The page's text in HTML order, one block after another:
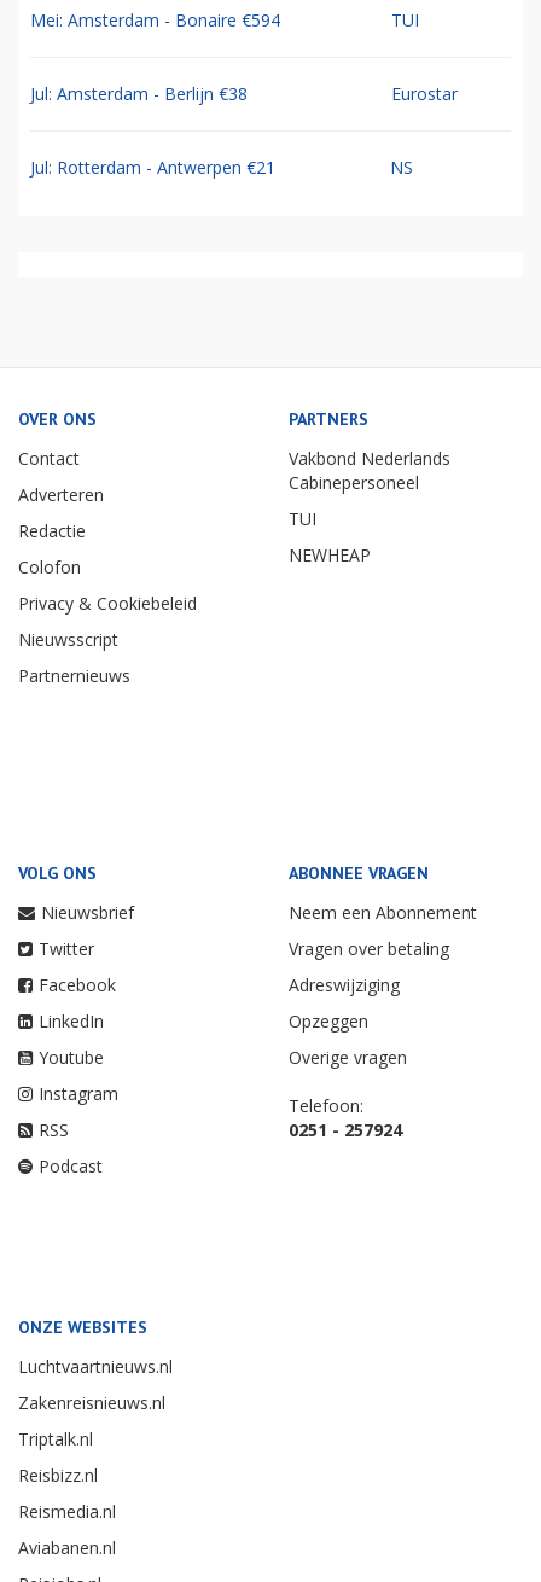
Mei: Amsterdam - Bonaire €594 TUI
Jul: Amsterdam - Berlijn €38 Eurostar
Jul: Rotterdam - Antwerpen €21 NS
OVER ONS
Contact
Adverteren
Redactie
Colofon
Privacy & Cookiebeleid
Nieuwsscript
Partnernieuws
PARTNERS
Vakbond Nederlands
Cabinepersoneel
TUI
NEWHEAP
VOLG ONS
Nieuwsbrief
Twitter
Facebook
LinkedIn
Youtube
Instagram
RSS
Podcast
ABONNEE VRAGEN
Neem een Abonnement
Vragen over betaling
Adreswijziging
Opzeggen
Overige vragen
Telefoon:
0251 - 257924
ONZE WEBSITES
Luchtvaartnieuws.nl
Zakenreisnieuws.nl
Triptalk.nl
Reisbizz.nl
Reismedia.nl
Aviabanen.nl